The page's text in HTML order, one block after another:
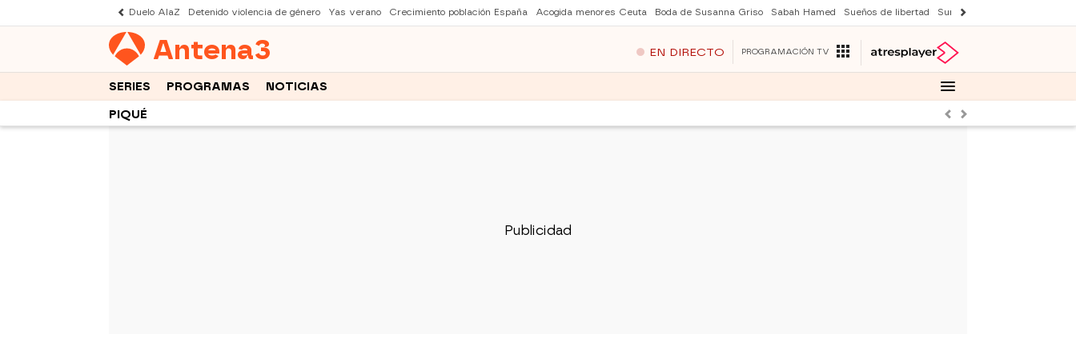
Duelo AlaZ Detenido violencia de género Yas verano Crecimiento población España Acogida menores Ceuta Boda de Susanna Griso Sabah Hamed Sueños de libertad Suri y Tom Cruise
Antena3 EN DIRECTO PROGRAMACIÓN TV
SERIES PROGRAMAS NOTICIAS
PIQUÉ AnteriorSiguiente